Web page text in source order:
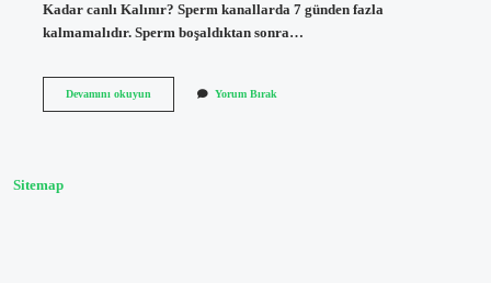
Kadar canlı Kalınır? Sperm kanallarda 7 günden fazla
kalmamalıdır. Sperm boşaldıktan sonra…
Devamını okuyunSperm
Yorum Bırak
Sitemap